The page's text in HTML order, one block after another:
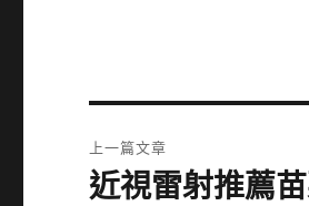
章
上一篇文章
上
近視雷射推薦